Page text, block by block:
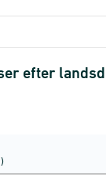
efter